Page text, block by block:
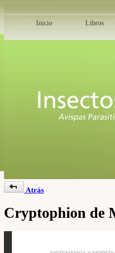
Inicio Libros
Atrás
Cryptophion de